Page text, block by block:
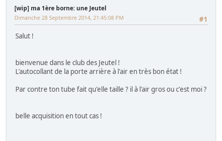
[wip] ma 1ère borne: une Jeutel
#1
Dimanche 28 Septembre 2014, 21:45:08 PM
Salut !
bienvenue dans le club des Jeutel !
L'autocollant de la porte arrière à l'air en très bon état !
Par contre ton tube fait qu'elle taille ? il à l'air gros ou c'est moi ?
belle acquisition en tout cas !